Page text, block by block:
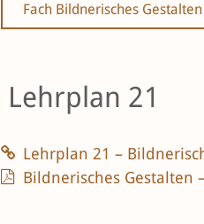
Fach Bildnerisches
Lehrplan 21
Lehrplan 21 –
Bildnerisches Gestalten